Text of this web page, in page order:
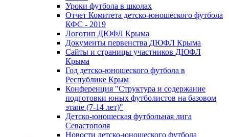
Уроки футбола в школах
Отчет Комитета детско-юношеского футбола
КФС - 2019
Логотип ДЮФЛ Крыма
Документы первенства ДЮФЛ Крыма
Сайты и страницы участников ДЮФЛ
Крыма
Год детско-юношеского футбола в
Республике Крым
Конференция "Структура и содержание
подготовки юных футболистов на базовом
этапе (7-14 лет)"
Детско-юношеская футбольная лига
Севастополя
Новости детско-юношеского футбола